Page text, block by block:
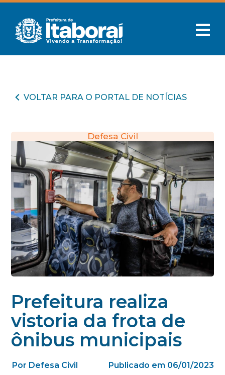
VOLTAR PARA O PORTAL DE NOTÍCIAS
Defesa Civil
Prefeitura realiza
vistoria da frota de
ônibus municipais
Por Defesa Civil Publicado em 06/01/2023